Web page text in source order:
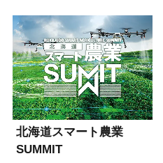
北海道スマート農業
SUMMIT